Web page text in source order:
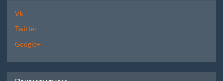
Vk
Twitter
Google+